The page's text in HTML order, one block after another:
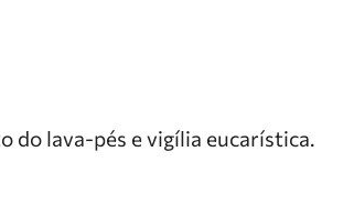
do lava-pés e vigília eucarística.